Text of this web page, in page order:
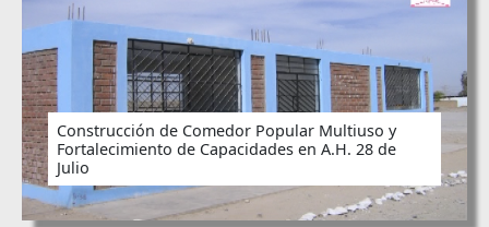
Construcción de Comedor Popular Multiuso y
Fortalecimiento de Capacidades en A.H. 28 de
Julio